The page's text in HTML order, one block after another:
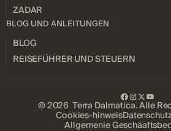
ZADAR
BLOG UND ANLEITUNGEN
BLOG
REISEFÜHRER UND STEUERN
© 2026 Terra Dalmatica. Alle
Cookies-hinweis
Allgemenie